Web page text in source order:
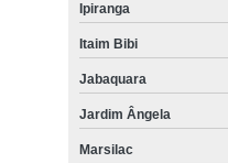
Ipiranga
Itaim Bibi
Jabaquara
Jardim Ângela
Marsilac